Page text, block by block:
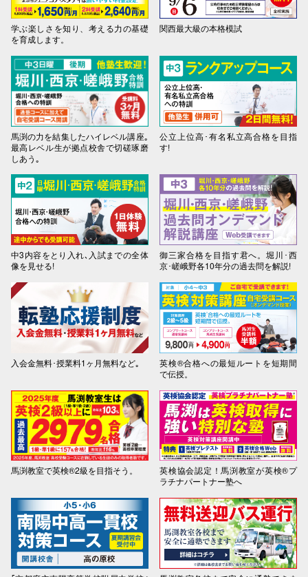
学ぶ楽しさを知り、考える力の基礎
を育成します。
関西最大級の本格模試
馬渕の力を結集したハイレベル講座｡
最高レベル生が拠点校舎で切磋琢磨
しあう｡
公立上位高･有名私立高合格を目指
す!
中3内容をとり入れ､入試までの全体
像を見せる!
御三家合格を目指す君へ。堀川･西
京･嵯峨野各10年分の過去問を解説!
入会金無料･授業料1ヶ月無料など｡
英検®合格への最短ルートを短期間
で伝授。
馬渕教室で英検®2級を目指そう。
英検協会認定！馬渕教室が英検®プ
ラチナパートナー塾へ